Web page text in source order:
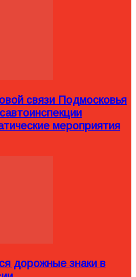
связи Подмосковья
мероприятия
дорожные знаки в